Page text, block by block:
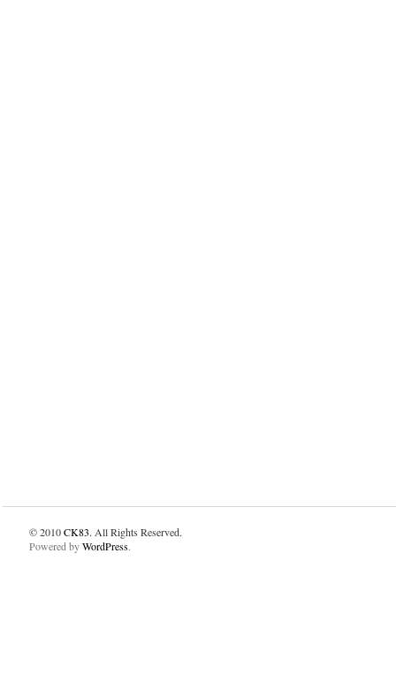
© 2010CK83. All Rights Reserved.
Powered byWordPress.